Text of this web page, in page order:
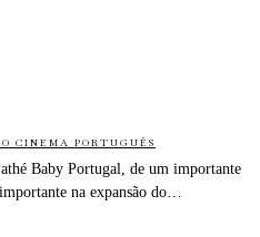
CINEMA PORTUGUÊS
Baby Portugal, de um importante
na expansão do…